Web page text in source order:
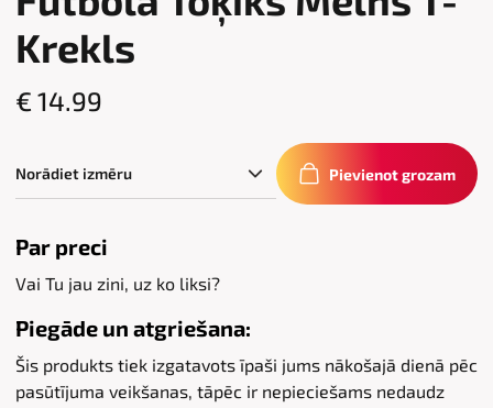
Krekls
€ 14.99
Pievienot grozam
Par preci
Vai Tu jau zini, uz ko liksi?
Piegāde un atgriešana:
Šis produkts tiek izgatavots īpaši jums nākošajā dienā pēc
pasūtījuma veikšanas, tāpēc ir nepieciešams nedaudz